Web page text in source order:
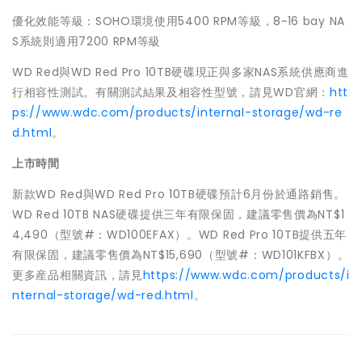
優化效能等級：SOHO環境使用5400 RPM等級，8~16 bay NA
S系統則適用7200 RPM等級
WD Red與WD Red Pro 10TB硬碟現正與多家NAS系統供應商進
行相容性測試。有關測試結果及相容性型號，請見WD官網： htt
ps://www.wdc.com/products/internal-storage/wd-re
d.html。
上市時間
新款WD Red與WD Red Pro 10TB硬碟預計6月份於通路銷售。
WD Red 10TB NAS硬碟提供三年有限保固，建議零售價為NT$1
4,490（型號#：WD100EFAX）。WD Red Pro 10TB提供五年
有限保固，建議零售價為NT$15,690（型號#：WD101KFBX）。
更多産品相關資訊，請見https://www.wdc.com/products/i
nternal-storage/wd-red.html。